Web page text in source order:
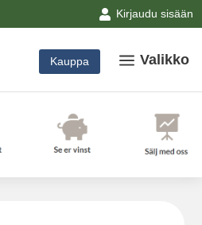
 Kirjaudu sisään
Kauppa a Valikko